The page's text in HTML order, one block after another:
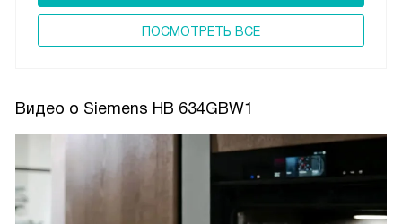
ПОCМОТРЕТЬ ВСЕ
Видео о Siemens HB 634GBW1